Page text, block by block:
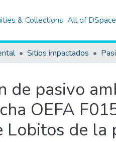
& Collections All of DSpace
Sitios impactados
de pasivo
OEFA
de la